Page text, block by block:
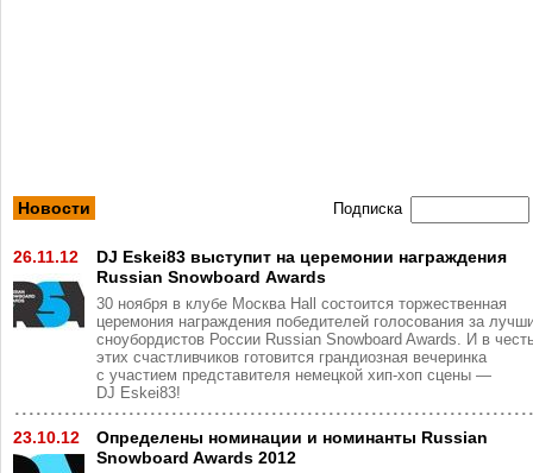
Новости Подписка
26.11.12
DJ Eskei83 выступит на церемонии награждения
Russian Snowboard Awards
30 ноября в клубе Москва Hall состоится торжественная
церемония награждения победителей голосования за
сноубордистов России Russian Snowboard Awards. И в
этих счастливчиков готовится грандиозная вечеринка
с участием представителя немецкой хип-хоп сцены —
DJ Eskei83!
23.10.12
Определены номинации и номинанты Russian
Snowboard Awards 2012